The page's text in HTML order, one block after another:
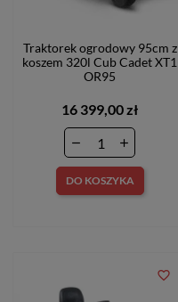
Traktorek ogrodowy 95cm z
koszem 320l Cub Cadet XT1
OR95
16 399,00 zł
DO KOSZYKA
favorite_border